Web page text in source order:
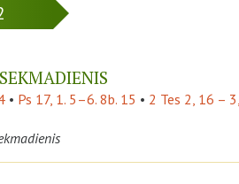
• Ps 17, 1. 5–6. 8b. 15 • 2 Tes 2, 16 –